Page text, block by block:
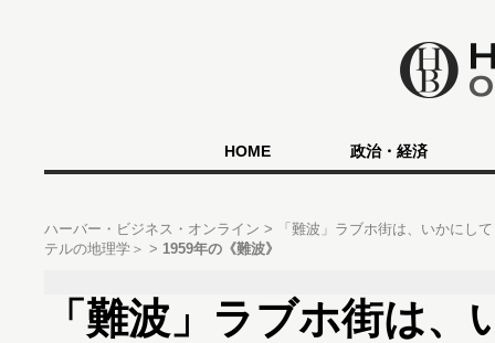
HOME 政治・経済
ハーバー・ビジネス・オンライン
「難波」ラブホ街は、いかにし
テルの地理学＞
1959年の《難波》
「難波」ラブホ街は